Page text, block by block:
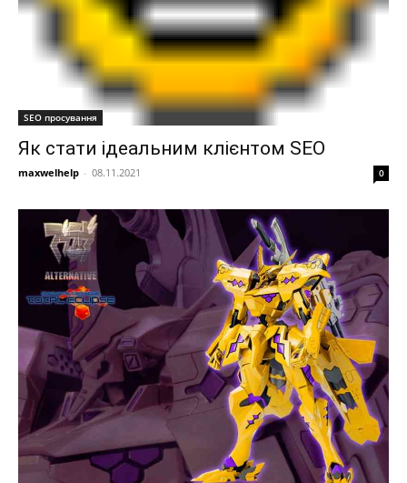
SEO просування
Як стати ідеальним клієнтом SEO
maxwelhelp - 08.11.2021 0